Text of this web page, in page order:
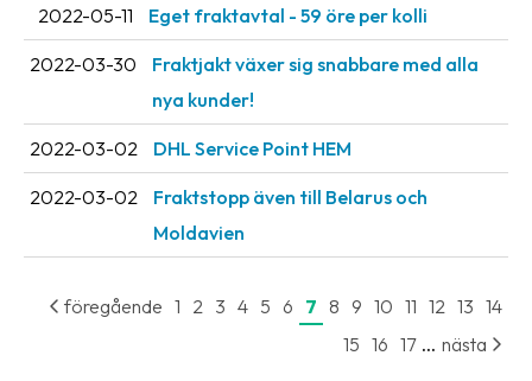
Integritet
Förbjudet
och
innehåll
2022-05-11 Eget fraktavtal - 59 öre per kolli
2022-03-30
Fraktjakt växer sig snabbare med alla
nya kunder!
2022-03-02 DHL Service Point HEM
2022-03-02
Fraktstopp även till Belarus och
Moldavien
föregående 1 2 3 4 5 6 7 8 9 10 11 12 13 14
15 16 17 ... nästa